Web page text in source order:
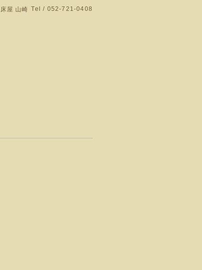
床屋 山崎 Tel / 052-721-0408